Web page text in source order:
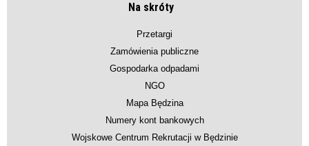
Na skróty
Przetargi
Zamówienia publiczne
Gospodarka odpadami
NGO
Mapa Będzina
Numery kont bankowych
Wojskowe Centrum Rekrutacji w Będzinie